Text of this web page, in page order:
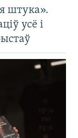
штука».
усё і